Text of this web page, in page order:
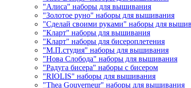
"Алиса" наборы для вышивания
"Золотое руно" наборы для вышивания
"Сделай своими руками" наборы для
"Кларт" наборы для вышивания
"Кларт" наборы для бисероплетения
"М.П.студия" наборы для вышивания
"Нова Слобода" наборы для вышивания
"Радуга бисера" наборы с бисером
"RIOLIS" наборы для вышивания
"Thea Gouverneur" наборы для вышивания